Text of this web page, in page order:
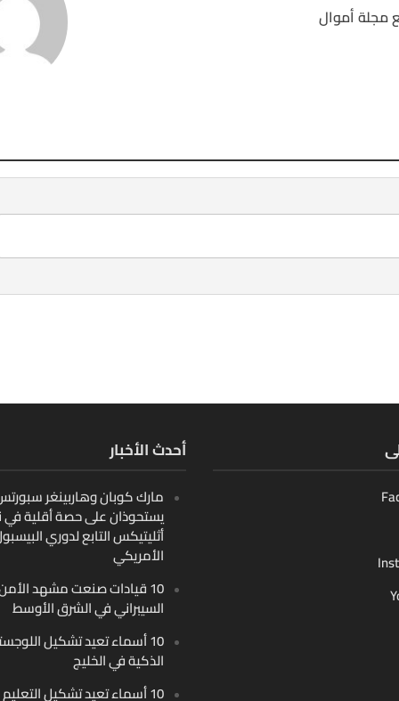
مجلة أموال
أحدث الأخبار
مارك كوبان وهاربينغر سبورتس
يستحوذان على حصة أقلية في
أثليتيكس التابع لدوري
الأمريكي
10 قيادات صنعت مشهد
السيبراني في الشرق الأوسط
10 أسماء تعيد تشكيل
الذكية في الخليج
10 أسماء تعيد تشكيل التعليم